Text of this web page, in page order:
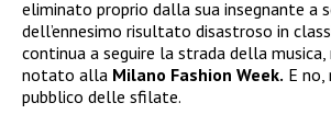
eliminato proprio dalla sua insegnante a
dell’ennesimo risultato disastroso in
continua a seguire la strada della musica,
notato alla Milano Fashion Week. E
pubblico delle sfilate.